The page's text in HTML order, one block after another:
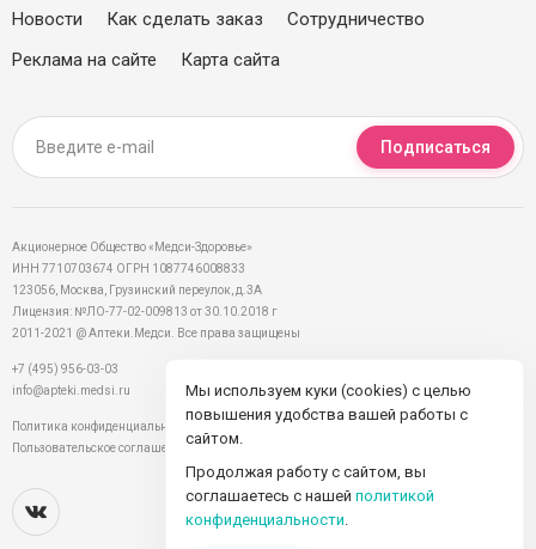
Новости
Как сделать заказ
Сотрудничество
Реклама на сайте
Карта сайта
Подписаться
Акционерное Общество «Медси-Здоровье»
ИНН 7710703674 ОГРН 1087746008833
123056, Москва, Грузинский переулок, д.3А
Лицензия: №ЛО-77-02-009813 от 30.10.2018 г
2011-2021 @ Аптеки.Медси. Все права защищены
+7 (495) 956-03-03
info@apteki.medsi.ru
Политика конфиденциальности
Пользовательское соглашение
Мы используем куки (cookies) с целью
повышения удобства вашей работы с
сайтом.
Продолжая работу с сайтом, вы
соглашаетесь с нашей политикой
конфиденциальности